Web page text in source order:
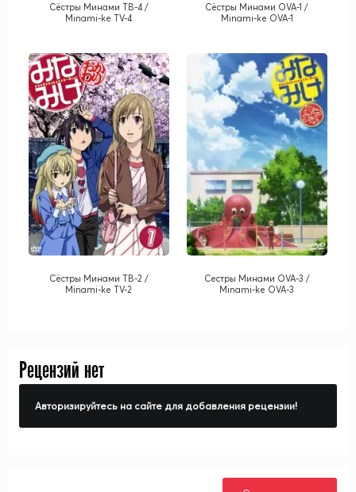
Сёстры Минами ТВ-4 /
Minami-ke TV-4
Сёстры Минами OVA-1 /
Minami-ke OVA-1
Сёстры Минами ТВ-2 /
Minami-ke TV-2
Сестры Минами OVA-3 /
Minami-ke OVA-3
Рецензий нет
Авторизируйтесь на сайте для добавления рецензии!